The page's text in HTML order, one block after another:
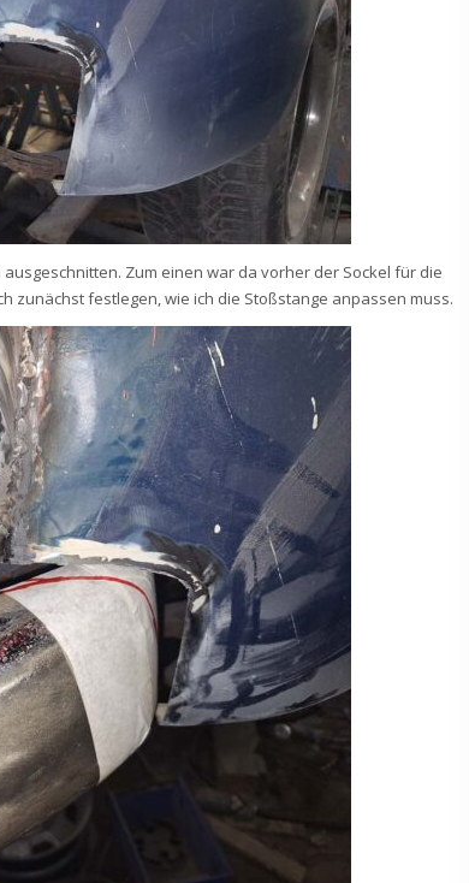
Zum einen war da vorher der Sockel für die
zunächst festlegen, wie ich die Stoßstange anpassen muss.